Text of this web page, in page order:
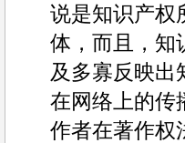
说是知识产权
体，而且，知
及多寡反映出
在网络上的传
作者在著作权